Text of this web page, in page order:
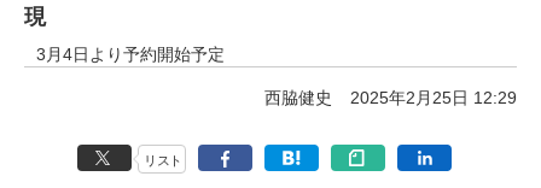
現
3月4日より予約開始予定
西脇健史 2025年2月25日 12:29
リスト